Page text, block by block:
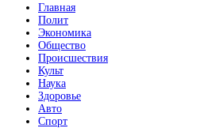
Главная
Полит
Экономика
Общество
Происшествия
Культ
Наука
Здоровье
Авто
Спорт